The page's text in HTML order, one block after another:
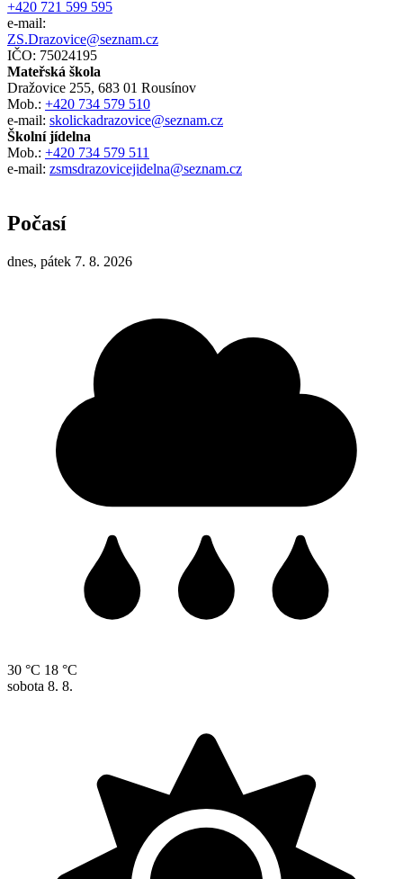
+420 721 599 595
e-mail:
ZS.Drazovice@seznam.cz
IČO: 75024195
Mateřská škola
Dražovice 255, 683 01 Rousínov
Mob.: +420 734 579 510
e-mail: skolickadrazovice@seznam.cz
Školní jídelna
Mob.: +420 734 579 511
e-mail: zsmsdrazovicejidelna@seznam.cz
Počasí
dnes, pátek 7. 8. 2026
30 °C 18 °C
sobota 8. 8.